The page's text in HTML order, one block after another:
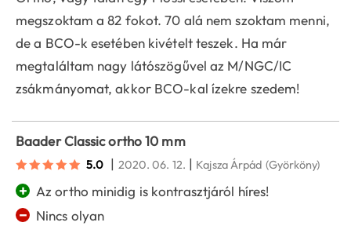
megszoktam a 82 fokot. 70 alá nem szoktam menni,
de a BCO-k esetében kivételt teszek. Ha már
megtaláltam nagy látószögűvel az M/NGC/IC
zsákmányomat, akkor BCO-kal ízekre szedem!
Baader Classic ortho 10 mm
5.0 | 2020. 06. 12. | Kajsza Árpád (Györköny)
+ Az ortho minidig is kontrasztjáról híres!
−
Nincs olyan